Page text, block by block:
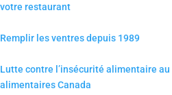
votre restaurant
Remplir les ventres depuis 1989
Lutte contre l’insécurité alimentaire au
alimentaires Canada